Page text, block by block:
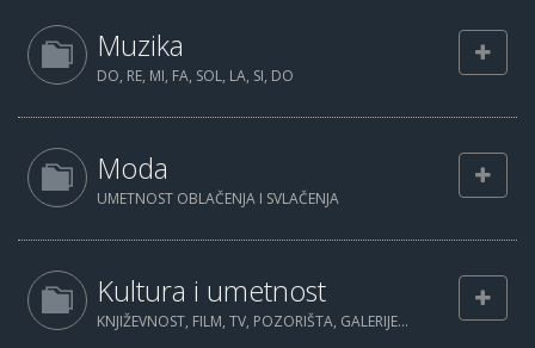
Muzika
DO, RE, MI, FA, SOL, LA, SI, DO
Moda
UMETNOST OBLAČENJA I SVLAČENJA
Kultura i umetnost
KNJIŽEVNOST, FILM, TV, POZORIŠTA, GALERIJE...